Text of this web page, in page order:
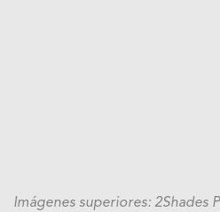
Imágenes superiores: 2Shades